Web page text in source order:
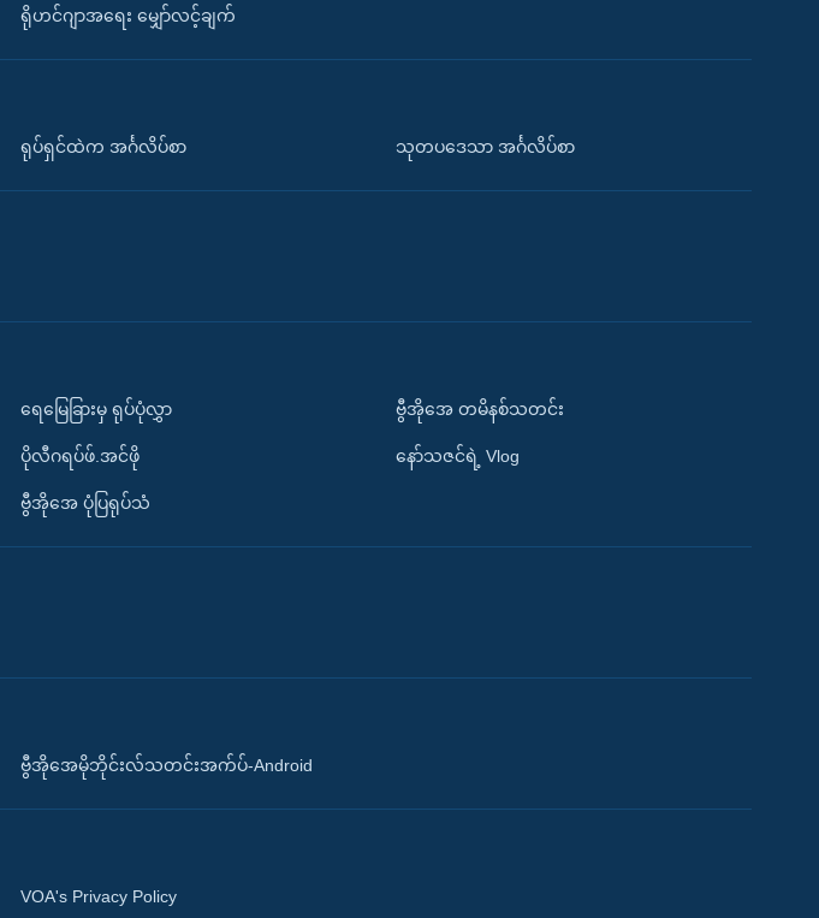
ရိုဟင်ဂျာအရေး မျှော်လင့်ချက်
ရုပ်ရှင်ထဲက အင်္ဂလိပ်စာ သုတပဒေသာ အင်္ဂလိပ်စာ
ရေမြေခြားမှ ရုပ်ပုံလွှာ
ပိုလီဂရပ်ဖ်.အင်ဖို
ဗွီအိုအေ ပုံပြရုပ်သံ
ဗွီအိုအေ တမိနစ်သတင်း
နော်သဇင်ရဲ့ Vlog
ဗွီအိုအေမိုဘိုင်းလ်သတင်းအက်ပ်-Android
VOA's Privacy Policy